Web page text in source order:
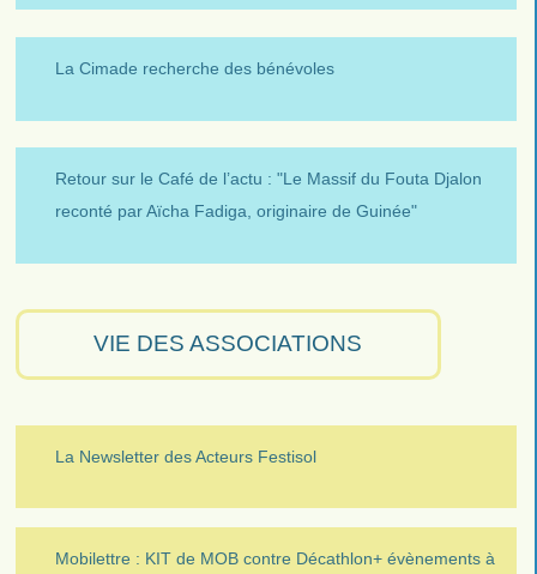
La Cimade recherche des bénévoles
Retour sur le Café de l’actu : "Le Massif du Fouta Djalon
reconté par Aïcha Fadiga, originaire de Guinée"
VIE DES ASSOCIATIONS
La Newsletter des Acteurs Festisol
Mobilettre : KIT de MOB contre Décathlon+ évènements à